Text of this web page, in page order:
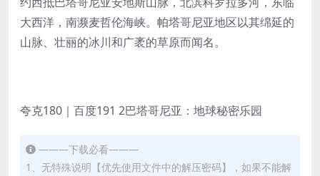
大西洋，南濒麦哲伦海峡。帕塔哥尼亚地区以其绵延的
山脉、壮丽的冰川和广袤的草原而闻名。
夸克180｜百度191 2巴塔哥尼亚：地球秘密乐园
———下载必看———
1、无特殊说明【优先使用文件中的解压密码】，如果不能解